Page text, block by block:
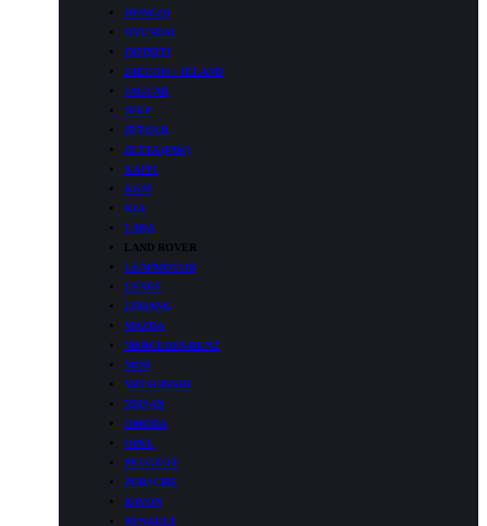
HONGQI
HYUNDAI
INFINITI
JAECOO / JELAND
JAGUAR
JEEP
JETOUR
JETTA (FAW)
KAIYI
KGM
KIA
LADA
LAND ROVER
LEAPMOTOR
LEXUS
LIXIANG
MAZDA
MERCEDES-BENZ
MINI
MITSUBISHI
NISSAN
OMODA
OPEL
PEUGEOT
PORSCHE
RAVON
RENAULT